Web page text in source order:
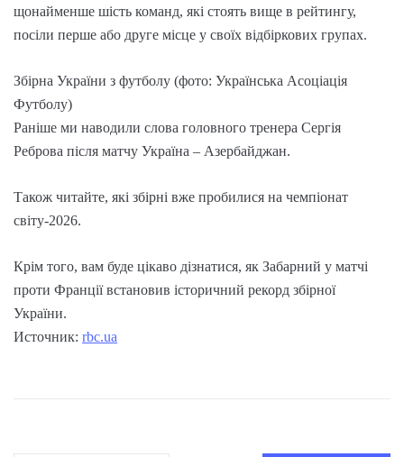
щонайменше шість команд, які стоять вище в рейтингу,
посіли перше або друге місце у своїх відбіркових групах.
Збірна України з футболу (фото: Українська Асоціація
Футболу)
Раніше ми наводили слова головного тренера Сергія
Реброва після матчу Україна – Азербайджан.
Також читайте, які збірні вже пробилися на чемпіонат
світу-2026.
Крім того, вам буде цікаво дізнатися, як Забарний у матчі
проти Франції встановив історичний рекорд збірної
України.
Источник: rbc.ua